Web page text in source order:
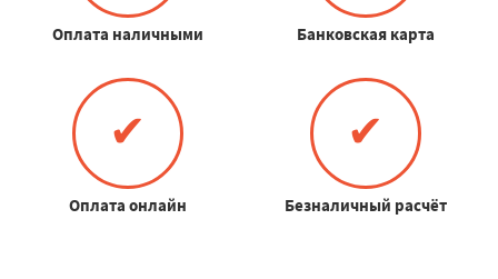
Оплата наличными Банковская карта
✔
Оплата онлайн
✔
Безналичный расчёт